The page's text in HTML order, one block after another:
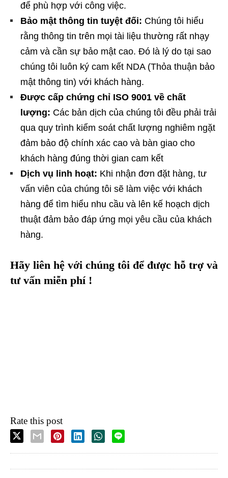
để phù hợp với công việc.
Bảo mật thông tin tuyệt đối: Chúng tôi hiểu
rằng thông tin trên mọi tài liệu thường rất nhạy
cảm và cần sự bảo mật cao. Đó là lý do tại sao
chúng tôi luôn ký cam kết NDA (Thỏa thuận bảo
mật thông tin) với khách hàng.
Được cấp chứng chỉ ISO 9001 về chất
lượng: Các bản dịch của chúng tôi đều phải trải
qua quy trình kiểm soát chất lượng nghiêm ngặt
đảm bảo độ chính xác cao và bàn giao cho
khách hàng đúng thời gian cam kết
Dịch vụ linh hoạt: Khi nhận đơn đặt hàng, tư
vấn viên của chúng tôi sẽ làm việc với khách
hàng để tìm hiểu nhu cầu và lên kế hoạch dịch
thuật đảm bảo đáp ứng mọi yêu cầu của khách
hàng.
Hãy liên hệ với chúng tôi để được hỗ trợ và
tư vấn miễn phí !
Rate this post